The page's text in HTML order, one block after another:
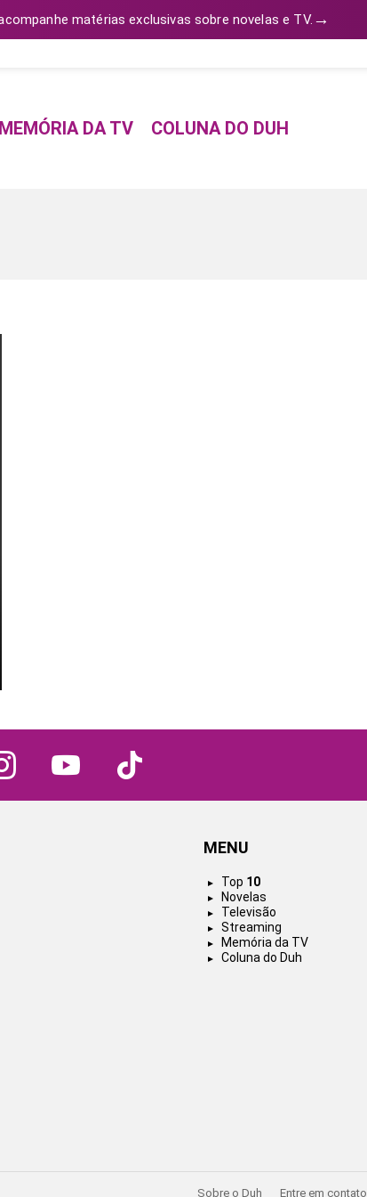
matérias exclusivas sobre novelas e TV. →
MEMÓRIA DA TV COLUNA DO DUH
instagram youtube tiktok
MENU
Top 10
Novelas
Televisão
Streaming
Memória da TV
Coluna do Duh
Sobre o Duh Entre em contato